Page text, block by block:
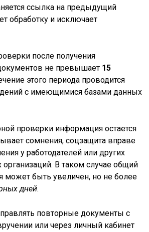
ссылка на предыдущий
обработку и исключает
после получения
не превышает 15
этого периода проводится
с имеющимися базами данных
проверки информация остается
сомнения, соцзащита вправе
у работодателей или других
организаций. В таком случае общий
может быть увеличен, но не более
дней.
повторные документы с
или через личный кабинет